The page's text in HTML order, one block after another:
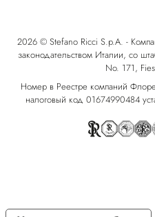
2026 © Stefano Ricci S.p.A. -
законодательством Италии, со
No. 171,
Номер в Реестре компаний
налоговый код 01674990484